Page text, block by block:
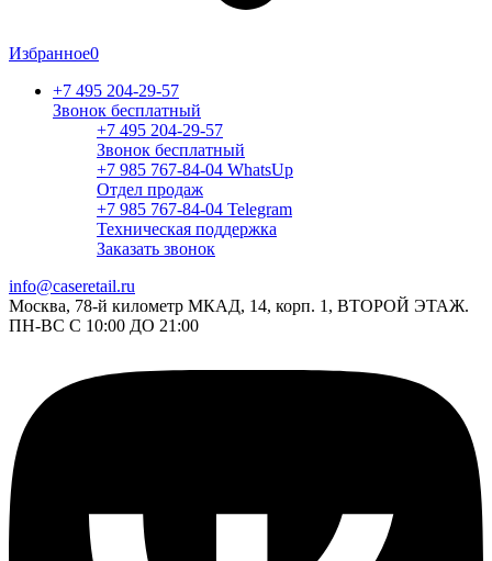
Избранное0
+7 495 204-29-57
Звонок бесплатный
+7 495 204-29-57
Звонок бесплатный
+7 985 767-84-04 WhatsUp
Отдел продаж
+7 985 767-84-04 Telegram
Техническая поддержка
Заказать звонок
info@caseretail.ru
Москва, 78-й километр МКАД, 14, корп. 1, ВТОРОЙ ЭТАЖ.
ПН-ВС С 10:00 ДО 21:00